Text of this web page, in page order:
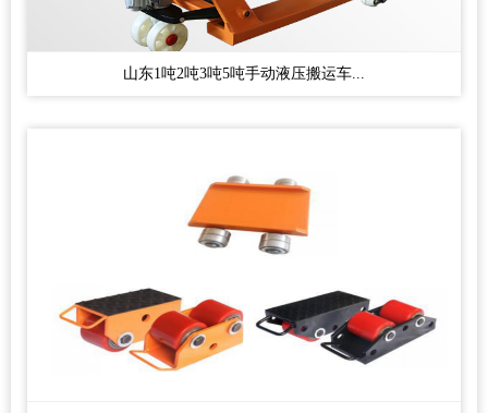
山东1吨2吨3吨5吨手动液压搬运车...